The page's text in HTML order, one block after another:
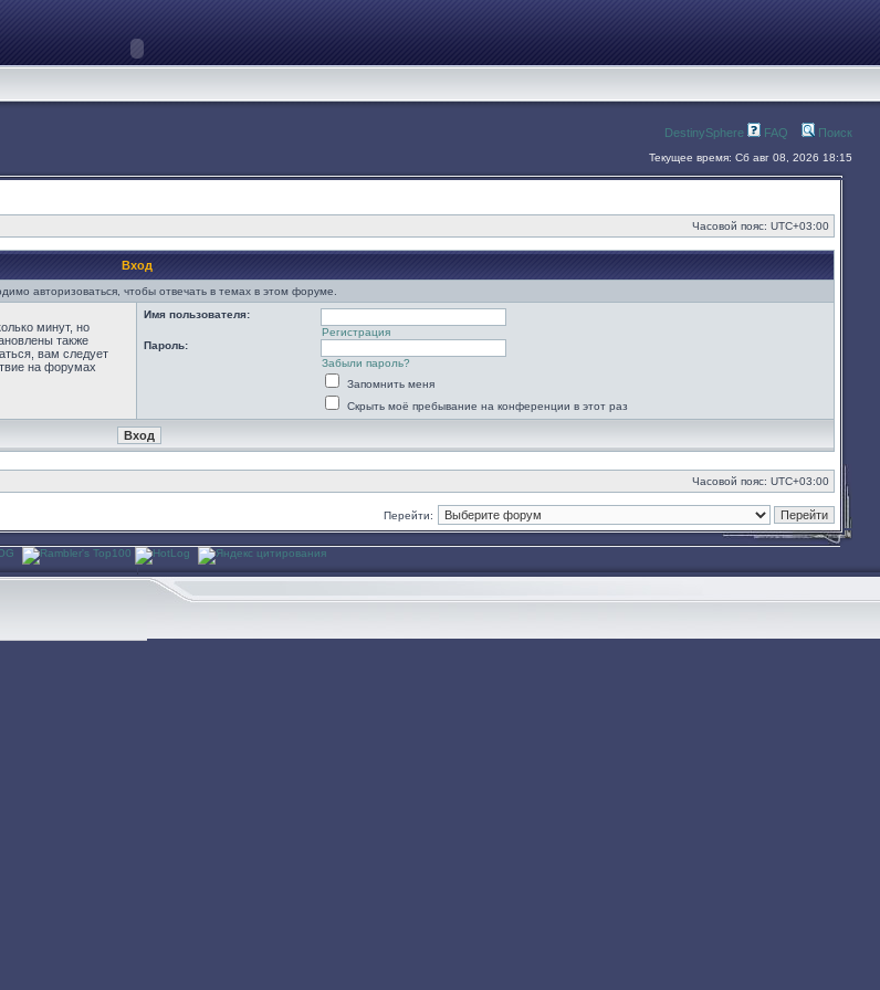
DestinySphere FAQ Поиск
Текущее время: Сб авг 08, 2026 18:15
Часовой пояс: UTC+03:00
Вход
авторизоваться, чтобы отвечать в темах в этом форуме.
минут, но
также
вам следует
на форумах
Имя пользователя:
Регистрация
Пароль:
Забыли пароль?
Запомнить меня
Скрыть моё пребывание на конференции в этот раз
Часовой пояс: UTC+03:00
Перейти: